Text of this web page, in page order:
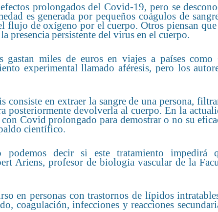
prolongados del Covid-19, pero se
es generada por pequeños coágulos de
flujo de oxígeno por el cuerpo. Otros piensan que
presencia persistente del virus en el cuerpo.
gastan miles de euros en viajes a países como
experimental llamado aféresis, pero los
consiste en extraer la sangre de una persona,
posteriormente devolverla al cuerpo. En la
Covid prolongado para demostrar o no su
científico.
decir si este tratamiento impedirá
Ariens, profesor de biología vascular de la
en personas con trastornos de lípidos
coagulación, infecciones y reacciones